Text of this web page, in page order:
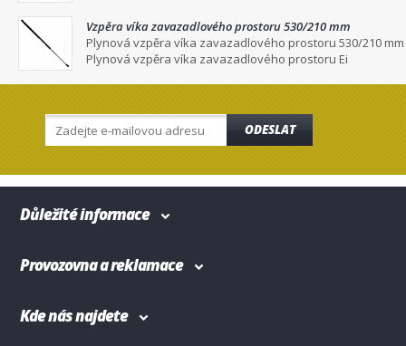
Vzpěra víka zavazadlového prostoru 530/210 mm
Plynová vzpěra víka zavazadlového prostoru 530/210 mm
Plynová vzpěra víka zavazadlového prostoru Ei
ODESLAT
Důležité informace
Provozovna a reklamace
Kde nás najdete